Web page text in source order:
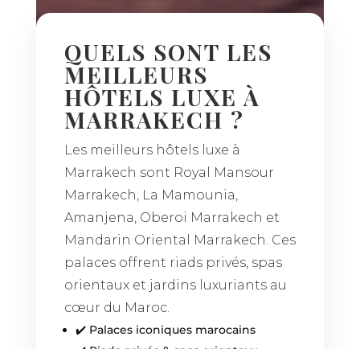
QUELS SONT LES
MEILLEURS
HÔTELS LUXE À
MARRAKECH ?
Les meilleurs hôtels luxe à
Marrakech sont Royal Mansour
Marrakech, La Mamounia,
Amanjena, Oberoi Marrakech et
Mandarin Oriental Marrakech. Ces
palaces offrent riads privés, spas
orientaux et jardins luxuriants au
cœur du Maroc.
✔️ Palaces iconiques marocains